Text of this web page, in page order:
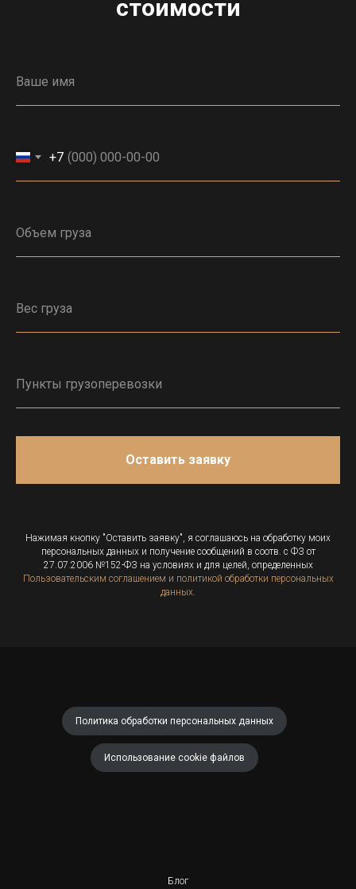
стоимости
+7
Оставить заявку
Нажимая кнопку "Оставить заявку", я соглашаюсь на обработку моих
персональных данных и получение сообщений в соотв. с ФЗ от
27.07.2006 №152-ФЗ на условиях и для целей, определенных
Пользовательским соглашением и политикой обработки персональных
данных.
Политика обработки персональных данных
Использование cookie файлов
Блог